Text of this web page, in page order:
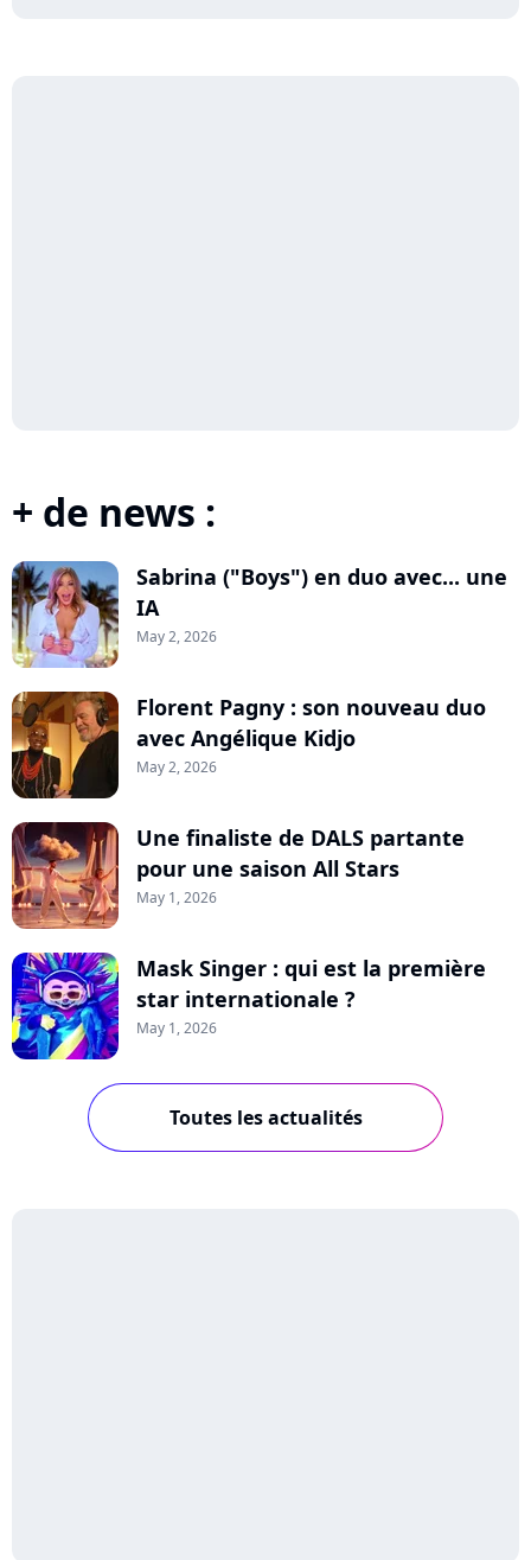
+ de news :
Sabrina ("Boys") en duo avec... une
IA
May 2, 2026
Florent Pagny : son nouveau duo
avec Angélique Kidjo
May 2, 2026
Une finaliste de DALS partante
pour une saison All Stars
May 1, 2026
Mask Singer : qui est la première
star internationale ?
May 1, 2026
Toutes les actualités